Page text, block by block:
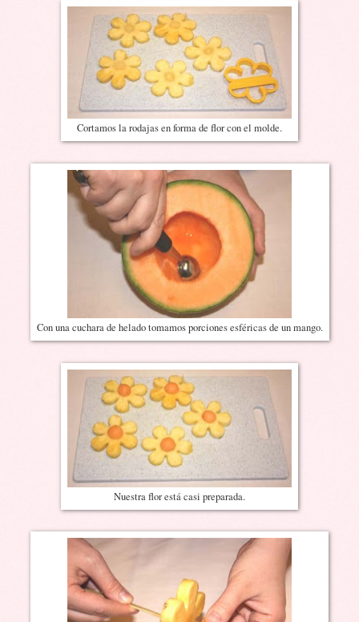
Cortamos la rodajas en forma de flor con el molde.
Con una cuchara de helado tomamos porciones esféricas de un mango.
Nuestra flor está casi preparada.